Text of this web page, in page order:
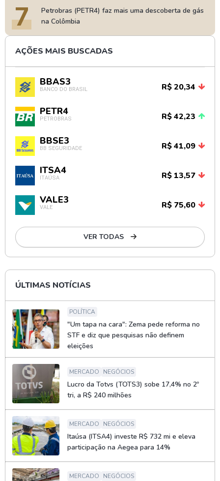
7
Petrobras (PETR4) faz mais uma descoberta de gás
na Colômbia
AÇÕES MAIS BUSCADAS
BBAS3
BANCO DO BRASIL R$ 20,34
PETR4
PETROBRAS R$ 42,23
BBSE3
BB SEGURIDADE R$ 41,09
ITSA4
ITAÚSA R$ 13,57
VALE3
VALE R$ 75,60
VER TODAS
ÚLTIMAS NOTÍCIAS
POLÍTICA
"Um tapa na cara": Zema pede reforma no
STF e diz que pesquisas não definem
eleições
MERCADO NEGÓCIOS
Lucro da Totvs (TOTS3) sobe 17,4% no 2º
tri, a R$ 240 milhões
MERCADO NEGÓCIOS
Itaúsa (ITSA4) investe R$ 732 mi e eleva
participação na Aegea para 14%
MERCADO NEGÓCIOS